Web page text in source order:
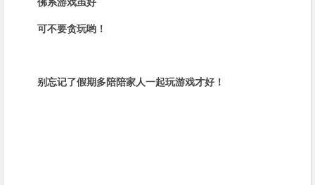
可不要贪玩哟！
别忘记了假期多陪陪家人一起玩游戏才好！